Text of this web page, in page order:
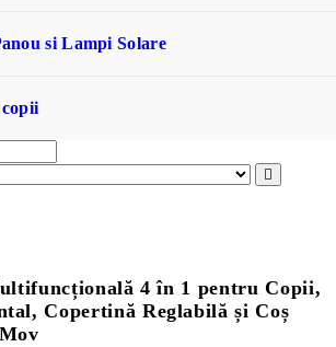
si Lampi Solare
4 în 1 pentru Copii,
Copertină Reglabilă și Coș